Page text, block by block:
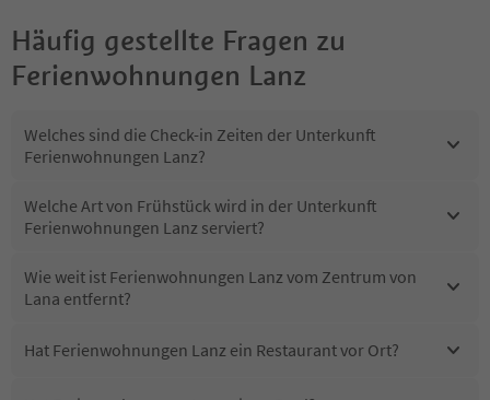
Häufig gestellte Fragen zu
Ferienwohnungen Lanz
Welches sind die Check-in Zeiten der Unterkunft
Ferienwohnungen Lanz?
Welche Art von Frühstück wird in der Unterkunft
Ferienwohnungen Lanz serviert?
Wie weit ist Ferienwohnungen Lanz vom Zentrum von
Lana entfernt?
Hat Ferienwohnungen Lanz ein Restaurant vor Ort?